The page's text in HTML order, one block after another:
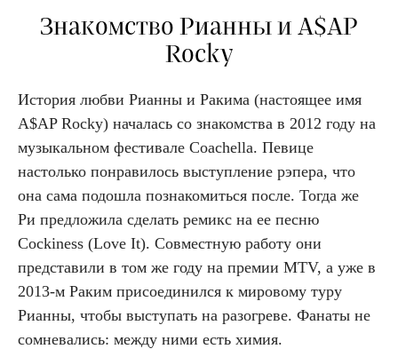
Знакомство Рианны и A$AP
Rocky
История любви Рианны и Ракима (настоящее имя
A$AP Rocky) началась со знакомства в 2012 году на
музыкальном фестивале Coachella. Певице
настолько понравилось выступление рэпера, что
она сама подошла познакомиться после. Тогда же
Ри предложила сделать ремикс на ее песню
Cockiness (Love It). Совместную работу они
представили в том же году на премии MTV, а уже в
2013-м Раким присоединился к мировому туру
Рианны, чтобы выступать на разогреве. Фанаты не
сомневались: между ними есть химия.